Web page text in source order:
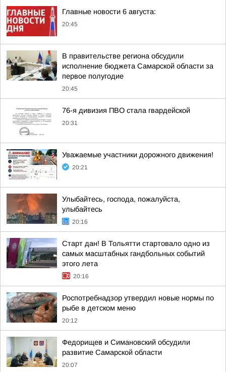
Главные новости 6 августа:
20:45
В правительстве региона обсудили
исполнение бюджета Самарской области за
первое полугодие
20:45
76-я дивизия ПВО стала гвардейской
20:31
Уважаемые участники дорожного движения!
20:21
Улыбайтесь, господа, пожалуйста,
улыбайтесь
20:16
Старт дан! В Тольятти стартовало одно из
самых масштабных гандбольных событий
этого лета
20:16
Роспотребнадзор утвердил новые нормы по
рыбе в детском меню
20:12
Федорищев и Симановский обсудили
развитие Самарской области
20:07